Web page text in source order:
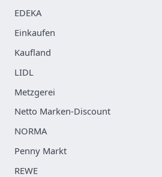
EDEKA
Einkaufen
Kaufland
LIDL
Metzgerei
Netto Marken-Discount
NORMA
Penny Markt
REWE